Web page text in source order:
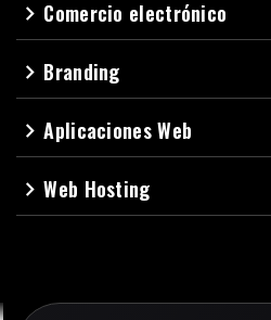
navigate_next Comercio electrónico
navigate_next Branding
navigate_nextAplicaciones Web
navigate_nextWeb Hosting